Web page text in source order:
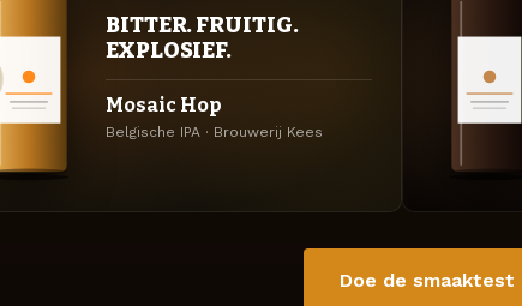
BITTER. FRUITIG.
EXPLOSIEF.
Mosaic Hop
Belgische IPA · Brouwerij Kees
Doe de smaaktest